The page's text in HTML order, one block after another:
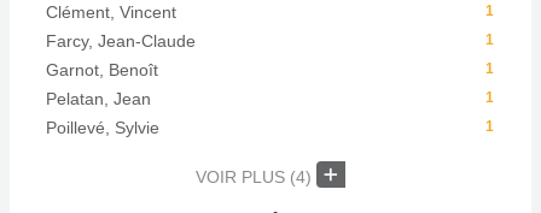
1
Clément, Vincent
1
Farcy, Jean-Claude
1
Garnot, Benoît
1
Pelatan, Jean
1
Poillevé, Sylvie
VOIR PLUS (4)